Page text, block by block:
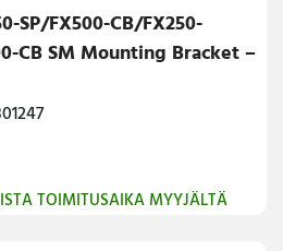
SP/FX500-CB/FX250-
CB SM Mounting Bracket –
TOIMITUSAIKA MYYJÄLTÄ